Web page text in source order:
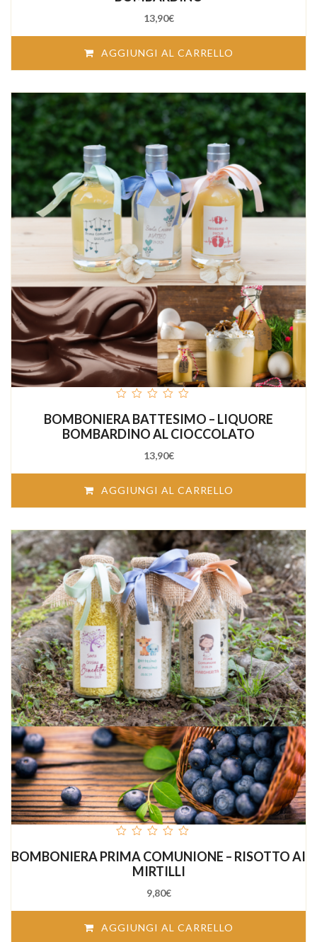
13,90€
AGGIUNGI AL CARRELLO
of
5
BOMBONIERA BATTESIMO – LIQUORE
BOMBARDINO AL CIOCCOLATO
13,90€
AGGIUNGI AL CARRELLO
of
BOMBONIERA PRIMA COMUNIONE – RISOTTO AI
MIRTILLI
9,80€
AGGIUNGI AL CARRELLO